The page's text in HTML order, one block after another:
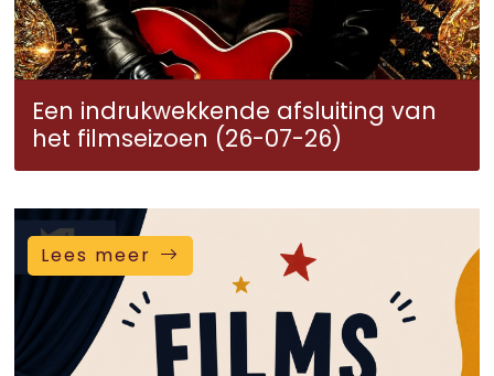
Een indrukwekkende afsluiting van
het filmseizoen (26-07-26)
Lees meer